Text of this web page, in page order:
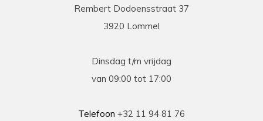
Rembert Dodoensstraat 37
3920 Lommel
Dinsdag t/m vrijdag
van 09:00 tot 17:00
Telefoon +32 11 94 81 76